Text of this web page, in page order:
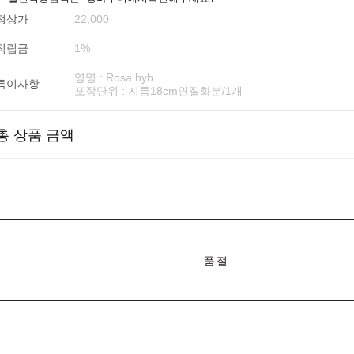
상가 22,000
립금 1%
이사항
영명 : Rosa hyb.
포장단위 : 지름18cm연질화분/1개
상품 금액
품절